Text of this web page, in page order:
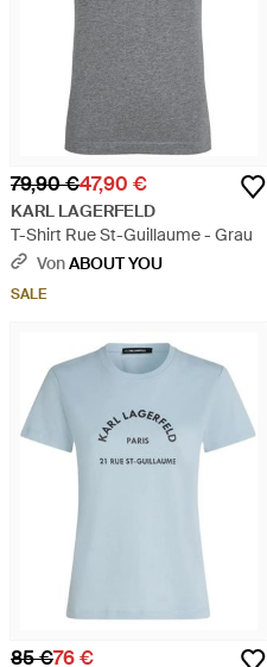
79,90 €47,90 €
KARL LAGERFELD
T-Shirt Rue St-Guillaume - Grau
VonABOUT YOU
SALE
85 €76 €